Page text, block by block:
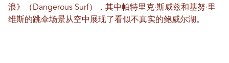
浪》（Dangerous Surf），其中帕特里克·斯威兹和基努·里
维斯的跳伞场景从空中展现了看似不真实的鲍威尔湖。